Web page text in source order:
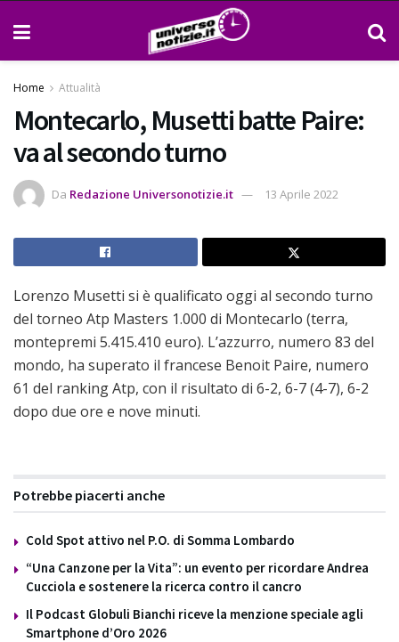
Home Attualità
Montecarlo, Musetti batte Paire:
va al secondo turno
Da Redazione Universonotizie.it 13 Aprile 2022
Lorenzo Musetti si è qualificato oggi al secondo turno
del torneo Atp Masters 1.000 di Montecarlo (terra,
montepremi 5.415.410 euro). L’azzurro, numero 83 del
mondo, ha superato il francese Benoit Paire, numero
61 del ranking Atp, con il risultato di 6-2, 6-7 (4-7), 6-2
dopo due ore e nove minuti.
Potrebbe piacerti anche
Cold Spot attivo nel P.O. di Somma Lombardo
“Una Canzone per la Vita”: un evento per ricordare Andrea
Cucciola e sostenere la ricerca contro il cancro
Il Podcast Globuli Bianchi riceve la menzione speciale agli
Smartphone d’Oro 2026